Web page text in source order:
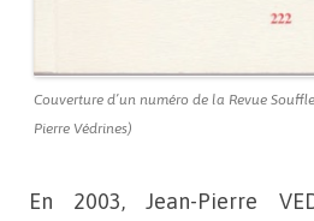
Couverture d’un numéro de la Revue
Pierre Védrines)
En 2003, Jean-Pierre